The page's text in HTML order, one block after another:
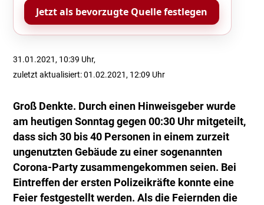
Jetzt als bevorzugte Quelle festlegen
31.01.2021, 10:39 Uhr,
zuletzt aktualisiert: 01.02.2021, 12:09 Uhr
Groß Denkte. Durch einen Hinweisgeber wurde
am heutigen Sonntag gegen 00:30 Uhr mitgeteilt,
dass sich 30 bis 40 Personen in einem zurzeit
ungenutzten Gebäude zu einer sogenannten
Corona-Party zusammengekommen seien. Bei
Eintreffen der ersten Polizeikräfte konnte eine
Feier festgestellt werden. Als die Feiernden die